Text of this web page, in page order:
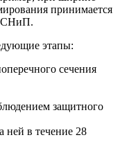
принимается
СНиП.
этапы:
сечения
защитного
ней в течение 28